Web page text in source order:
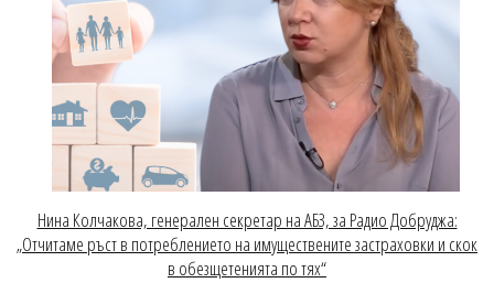
Нина Колчакова, генерален секретар на АБЗ, за Радио Добруджа:
„Отчитаме ръст в потреблението на имуществените застраховки и скок
в обезщетенията по тях“